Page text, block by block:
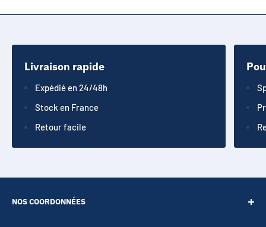
Livraison rapide
Expédié en 24/48h
Stock en France
Retour facile
NOS COORDONNÉES